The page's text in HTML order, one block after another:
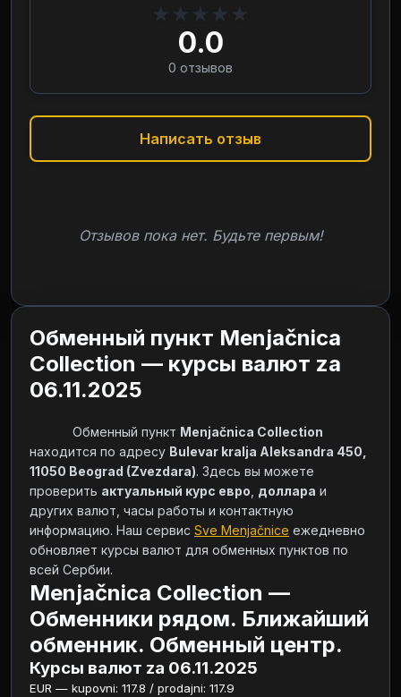
★ ★ ★ ★ ★
0.0
0 отзывов
Написать отзыв
Отзывов пока нет. Будьте первым!
Обменный пункт Menjačnica
Collection — курсы валют za
06.11.2025
            Обменный пункт
Menjačnica Collection
находится по адресу Bulevar kralja Aleksandra 450,
11050 Beograd (Zvezdara). Здесь вы можете
проверить актуальный курс евро доллара и
других валют, часы работы и контактную
информацию. Наш сервис Sve Menjačnice ежедневно
обновляет курсы валют для обменных пунктов по
всей Сербии.
Menjačnica Collection —
Обменники рядом. Ближайший
обменник. Обменный центр.
Курсы валют za 06.11.2025
EUR — kupovni: 117.8 / prodajni: 117.9